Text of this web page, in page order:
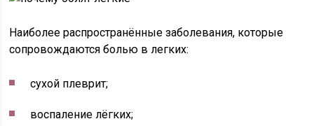
Наиболее распространённые заболевания, которые
сопровождаются болью в легких:
сухой плеврит;
воспаление лёгких;